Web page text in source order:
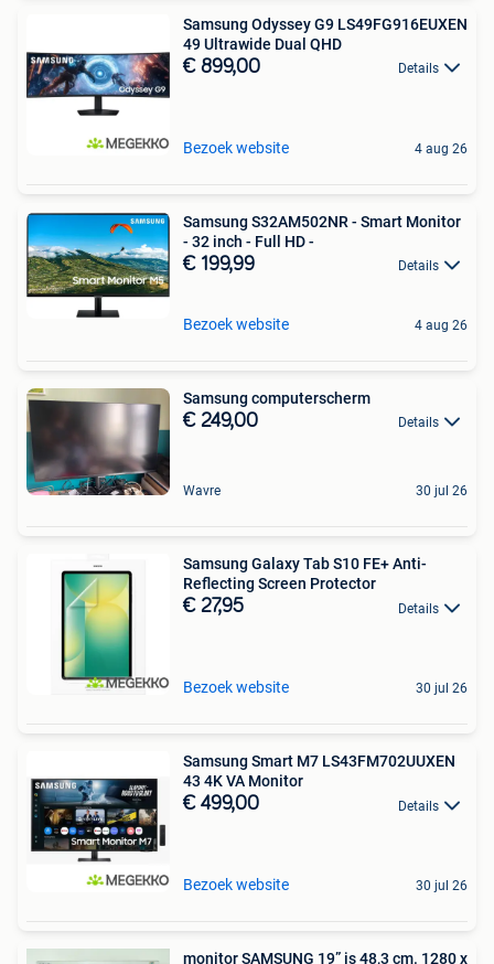
Samsung Odyssey G9 LS49FG916EUXEN
49 Ultrawide Dual QHD
€ 899,00 Details
Bezoek website 4 aug 26
Samsung S32AM502NR - Smart Monitor
- 32 inch - Full HD -
€ 199,99 Details
Bezoek website 4 aug 26
Samsung computerscherm
€ 249,00 Details
Wavre 30 jul 26
Samsung Galaxy Tab S10 FE+ Anti-
Reflecting Screen Protector
€ 27,95 Details
Bezoek website 30 jul 26
Samsung Smart M7 LS43FM702UUXEN
43 4K VA Monitor
€ 499,00 Details
Bezoek website 30 jul 26
monitor SAMSUNG 19” is 48,3 cm. 1280 x